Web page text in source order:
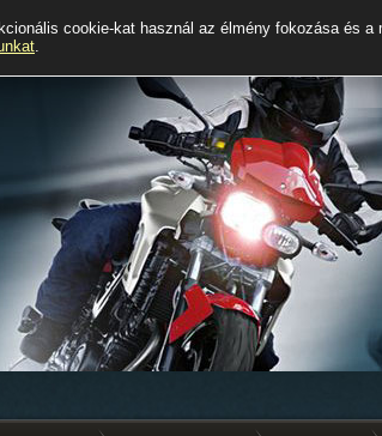
cookie-kat használ az élmény fokozása és
.